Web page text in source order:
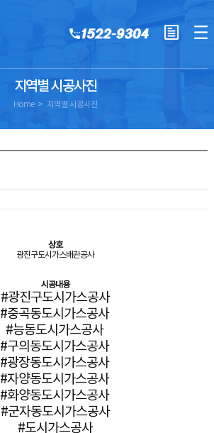
지역별 시공사진
Home 지역별 시공사진
상호
광진구도시가스배관공사
시공내용
#광진구도시가스공사
#중곡동도시가스공사
#능동도시가스공사
#구의동도시가스공사
#광장동도시가스공사
#자양동도시가스공사
#화양동도시가스공사
#군자동도시가스공사
#도시가스공사